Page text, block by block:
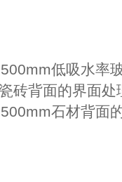
低吸水率
砖背面的界面处
石材背面